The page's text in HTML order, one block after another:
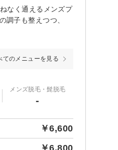
なく通えるメンズプ
子も整えつつ、
てのメニューを見る
メンズ脱毛・髭脱毛
-
￥6,600
￥6,800